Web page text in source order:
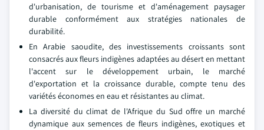
d'urbanisation, de tourisme et d'aménagement paysager
durable conformément aux stratégies nationales de
durabilité.
En Arabie saoudite, des investissements croissants sont
consacrés aux fleurs indigènes adaptées au désert en mettant
l'accent sur le développement urbain, le marché
d'exportation et la croissance durable, compte tenu des
variétés économes en eau et résistantes au climat.
La diversité du climat de l'Afrique du Sud offre un marché
dynamique aux semences de fleurs indigènes, exotiques et